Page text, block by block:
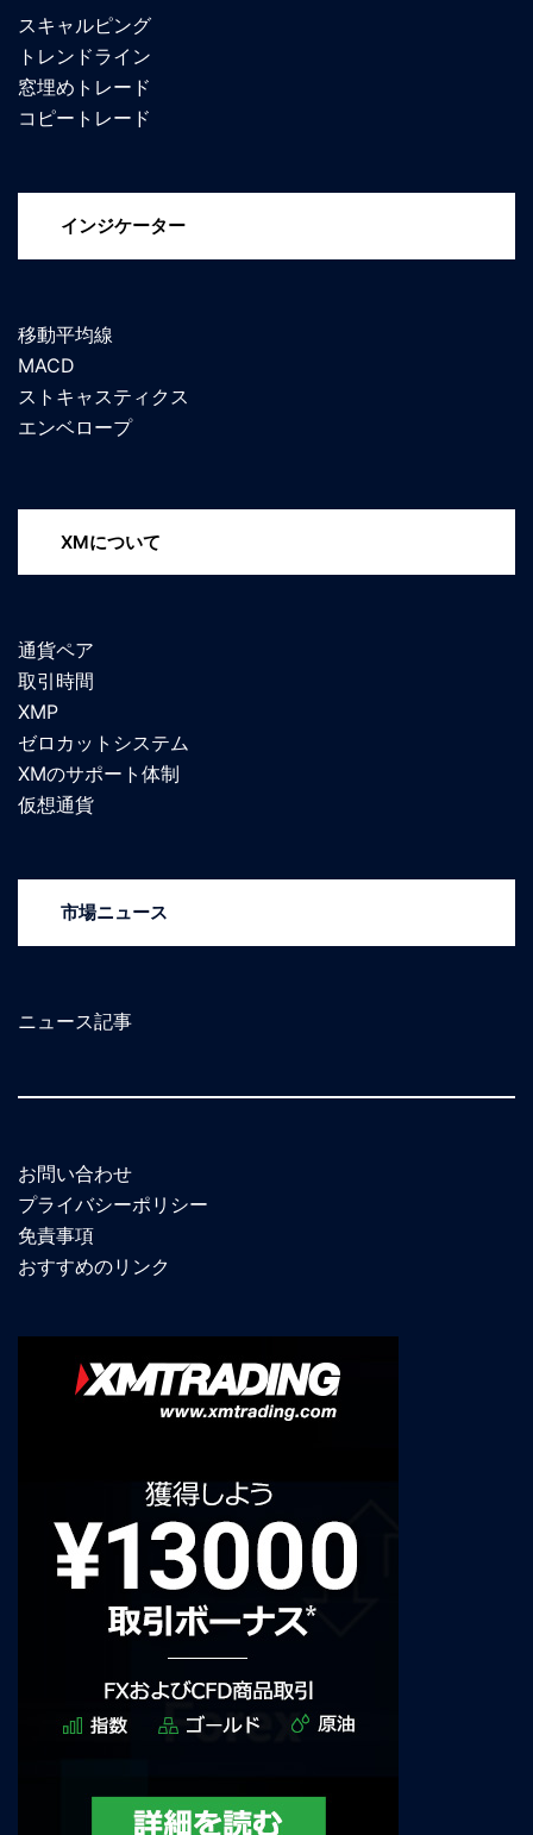
スキャルピング
トレンドライン
窓埋めトレード
コピートレード
インジケーター
移動平均線
MACD
ストキャスティクス
エンベロープ
XMについて
通貨ペア
取引時間
XMP
ゼロカットシステム
XMのサポート体制
仮想通貨
市場ニュース
ニュース記事
お問い合わせ
プライバシーポリシー
免責事項
おすすめのリンク